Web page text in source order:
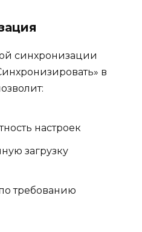
синхронизации
в
настроек
загрузку
требованию